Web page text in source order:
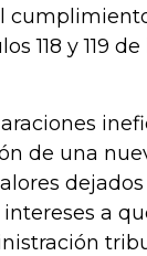
118 y 119 de
de una
a